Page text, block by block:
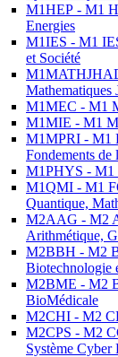
M1HEP - M1
Energies
M1IES - M1
et Société
Mathematiques
M1MEC - M1
M1MIE - M1
M1MPRI - M1
Fondements
M1PHYS - M1
M1QMI - M1
Quantique,
M2AAG - M2
Arithmétique,
M2BBH - M2
Biotechnologie
M2BME - M2
BioMédicale
M2CHI - M2
M2CPS - M2
Système Cyber